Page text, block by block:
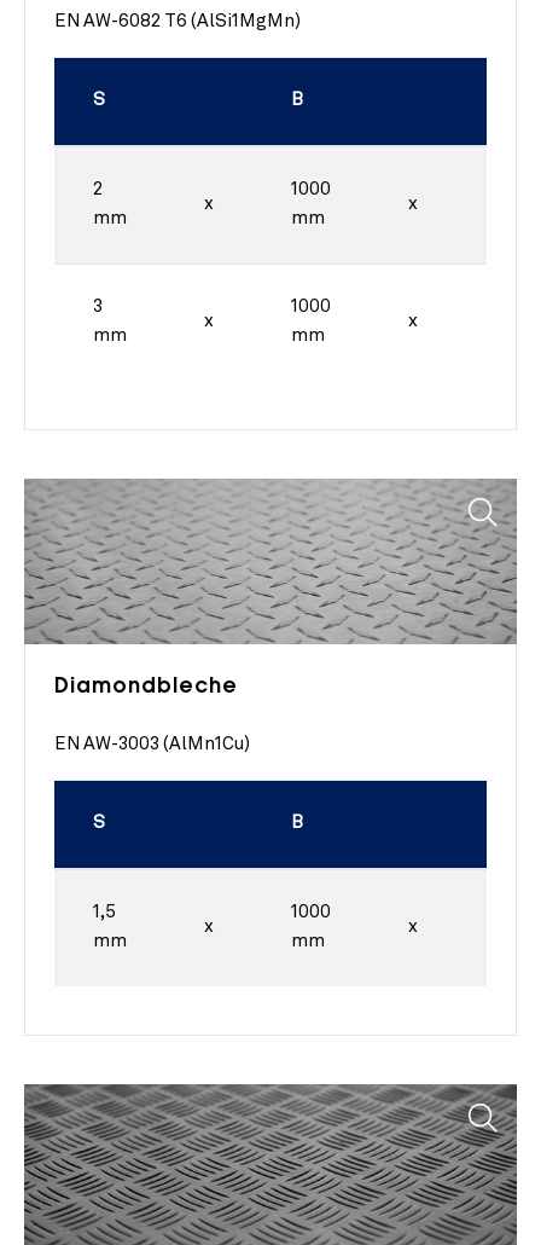
EN AW-6082 T6 (AlSi1MgMn)
S B
2
mm
x
1000
mm
x
3
mm
x
1000
mm
x
Diamondbleche
EN AW-3003 (AlMn1Cu)
S B
1,5
mm
x
1000
mm
x